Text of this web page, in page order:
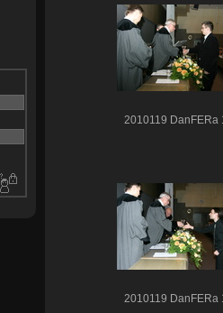
2010119 DanFERa
2010119 DanFERa